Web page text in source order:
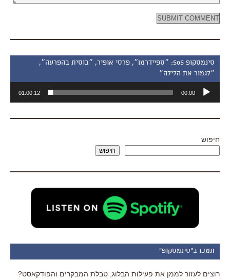
סינמסקופ 505: ״ספיידרמן״, פרסי אופיר, ״בוסית בהפרעה״,
״לגמור את הלילה״
אודיו
00:00
01:00:12
חיפוש
חיפוש
תמכו ב"סינמסקופ"
רוצים לעזור לממן את פעילות הבלוג, טבלת המבקרים והפודקאסט?